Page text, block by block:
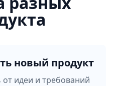
новый продукт
идеи и требований